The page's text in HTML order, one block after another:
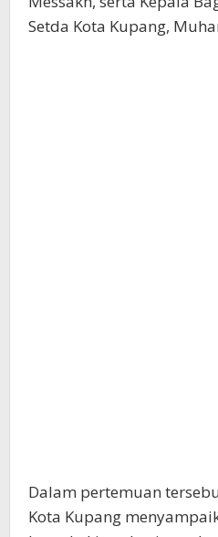
Setda Kota Kupang,
Dalam pertemuan
Kota Kupang